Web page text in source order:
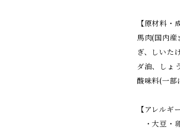
【原材料・
馬肉(国内産
ぎ、しいた
ダ油、しょ
酸味料(一部
【アレルギ
・大豆・